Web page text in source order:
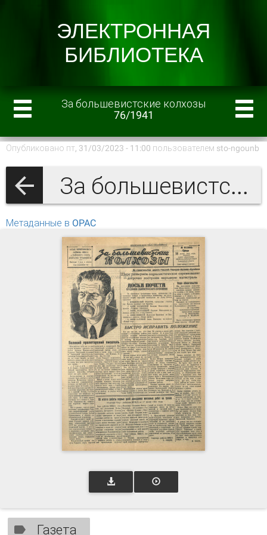
За большевистские колхозы
76/1941
Опубликовано пт, 31/03/2023 - 11:00 пользователем sto-ngounb
За большевистские колхозы 1941 г.
Метаданные в OPAC
Газета